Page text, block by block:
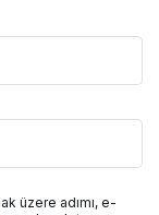
üzere adımı, e-